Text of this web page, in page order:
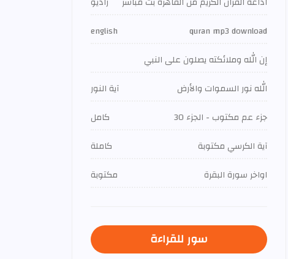
quran mp3 download
english
إن الله وملائكته يصلون على النبي
الله نور السموات والأرض
آية النور
جزء عم مكتوب - الجزء 30
كامل
آية الكرسي مكتوبة
كاملة
اواخر سورة البقرة
مكتوبة
سور للقراءة